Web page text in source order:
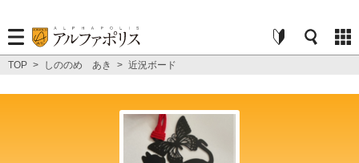
TOP > しののめ あき > 近況ボード